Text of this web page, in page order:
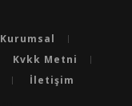
Kurumsal
Kvkk Metni
İletişim